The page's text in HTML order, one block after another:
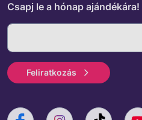
Csapj le a hónap ajándékára!
Feliratkozás